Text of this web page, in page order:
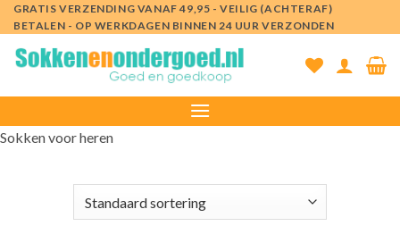
Ga
naar
inhoud
GRATIS VERZENDING VANAF 49,95 - VEILIG (ACHTERAF)
BETALEN - OP WERKDAGEN BINNEN 24 UUR VERZONDEN
Sokken voor heren